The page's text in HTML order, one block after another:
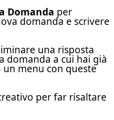
Domanda per
domanda e scrivere
una risposta
domanda a cui hai già
menu con queste
per far risaltare